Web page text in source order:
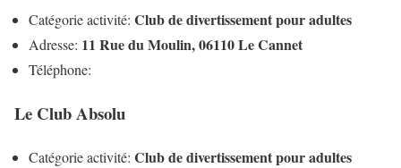
Catégorie activité: Club de divertissement pour adultes
Adresse: 11 Rue du Moulin, 06110 Le Cannet
Téléphone:
Le Club Absolu
Catégorie activité: Club de divertissement pour adultes